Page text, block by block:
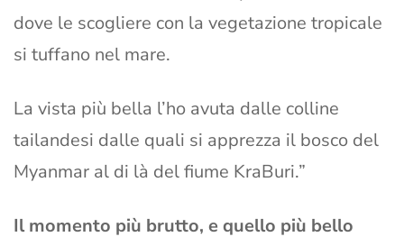
dove le scogliere con la vegetazione tropicale
si tuffano nel mare.
La vista più bella l’ho avuta dalle colline
tailandesi dalle quali si apprezza il bosco del
Myanmar al di là del fiume KraBuri.”
Il momento più brutto, e quello più bello